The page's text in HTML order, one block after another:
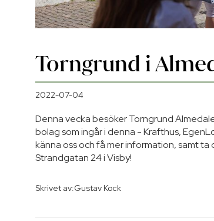
Torngrund i
2022-07-04
Denna vecka besöker Torngrund
bolag som ingår i denna - Krafthus,
känna oss och få mer information, samt ta
Strandgatan 24 i Visby!
Skrivet av:Gustav Kock